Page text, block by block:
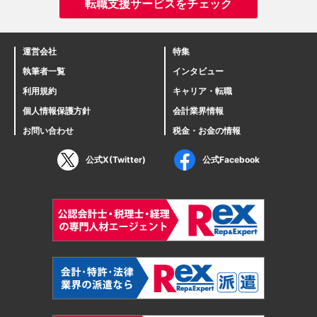
転職支援サービスをチェック
運営会社
執筆者一覧
利用規約
個人情報保護方針
お問い合わせ
特集
インタビュー
キャリア・転職
会計業界情報
税金・お金の情報
公式X(Twitter) 公式Facebook